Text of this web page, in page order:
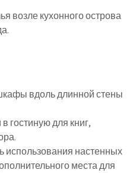
возле кухонного острова
вдоль длинной стены
гостиную для книг,
использования настенных
места для